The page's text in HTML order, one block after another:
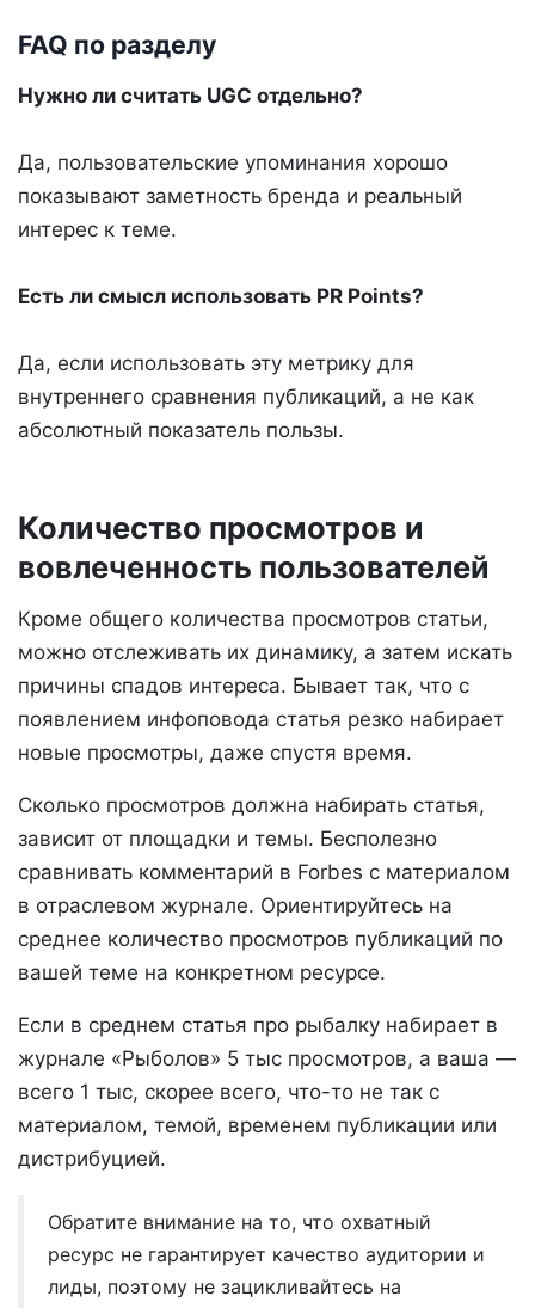
FAQ по разделу
Нужно ли считать UGC отдельно?
Да, пользовательские упоминания хорошо
показывают заметность бренда и реальный
интерес к теме.
Есть ли смысл использовать PR Points?
Да, если использовать эту метрику для
внутреннего сравнения публикаций, а не как
абсолютный показатель пользы.
Количество просмотров и
вовлеченность пользователей
Кроме общего количества просмотров статьи,
можно отслеживать их динамику, а затем искать
причины спадов интереса. Бывает так, что с
появлением инфоповода статья резко набирает
новые просмотры, даже спустя время.
Сколько просмотров должна набирать статья,
зависит от площадки и темы. Бесполезно
сравнивать комментарий в Forbes с материалом
в отраслевом журнале. Ориентируйтесь на
среднее количество просмотров публикаций по
вашей теме на конкретном ресурсе.
Если в среднем статья про рыбалку набирает в
журнале «Рыболов» 5 тыс просмотров, а ваша —
всего 1 тыс, скорее всего, что-то не так с
материалом, темой, временем публикации или
дистрибуцией.
Обратите внимание на то, что охватный
ресурс не гарантирует качество аудитории и
лиды, поэтому не зацикливайтесь на